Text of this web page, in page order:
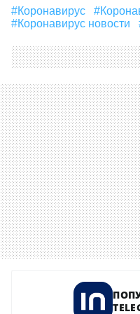
#Коронавирус
#коронавирус новости